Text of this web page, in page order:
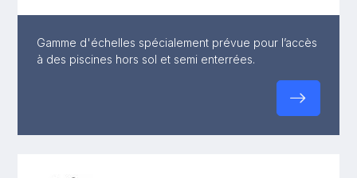
Gamme d'échelles spécialement prévue pour l’accès
à des piscines hors sol et semi enterrées.